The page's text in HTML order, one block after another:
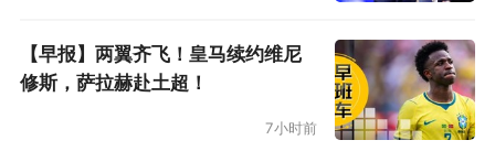
【早报】两翼齐飞！皇马续约维尼
修斯，萨拉赫赴土超！
7小时前